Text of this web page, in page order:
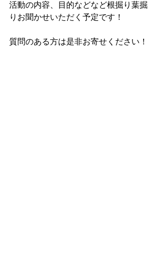
活動の内容、目的などなど根掘り葉掘
りお聞かせいただく予定です！
質問のある方は是非お寄せください！